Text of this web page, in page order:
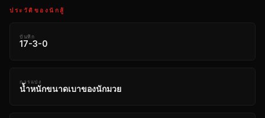
ประวัติของนักสู้
บันทึก
17-3-0
การแบ่ง
น้ำหนักขนาดเบาของนักมวย